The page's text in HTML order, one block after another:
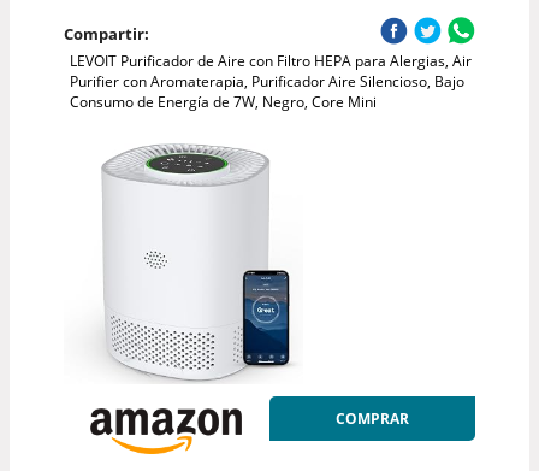
Compartir:
LEVOIT Purificador de Aire con Filtro HEPA para Alergias, Air
Purifier con Aromaterapia, Purificador Aire Silencioso, Bajo
Consumo de Energía de 7W, Negro, Core Mini
COMPRAR